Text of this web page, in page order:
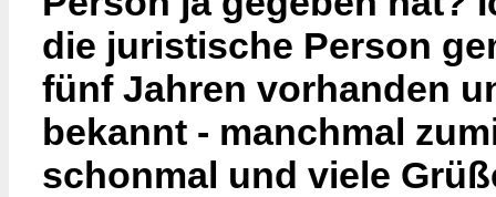
die juristische Person
fünf Jahren vorhanden
bekannt - manchmal
schonmal und viele